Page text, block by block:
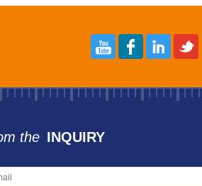
the INQUIRY